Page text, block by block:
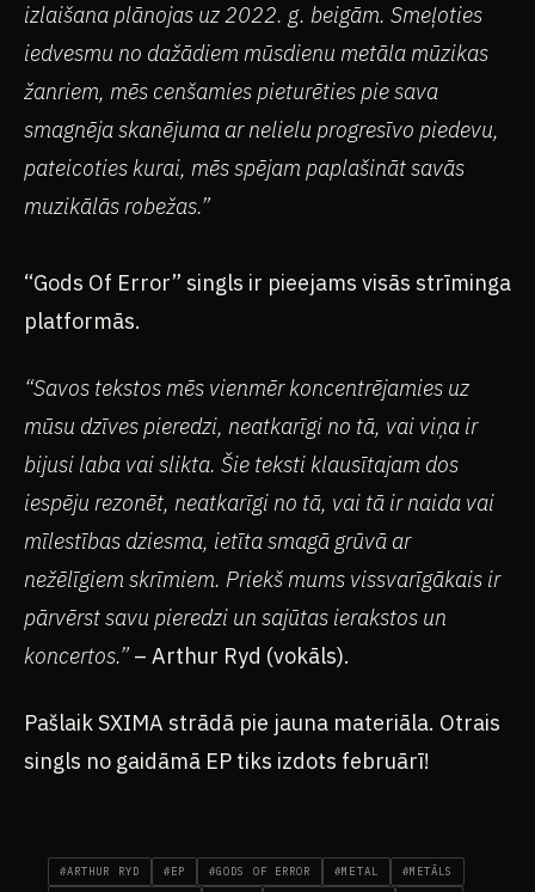
izlaišana plānojas uz 2022. g. beigām. Smeļoties
iedvesmu no dažādiem mūsdienu metāla mūzikas
žanriem, mēs cenšamies pieturēties pie sava
smagnēja skanējuma ar nelielu progresīvo piedevu,
pateicoties kurai, mēs spējam paplašināt savās
muzikālās robežas.”
“Gods Of Error” singls ir pieejams visās strīminga
platformās.
“Savos tekstos mēs vienmēr koncentrējamies uz
mūsu dzīves pieredzi, neatkarīgi no tā, vai viņa ir
bijusi laba vai slikta. Šie teksti klausītajam dos
iespēju rezonēt, neatkarīgi no tā, vai tā ir naida vai
mīlestības dziesma, ietīta smagā grūvā ar
nežēlīgiem skrīmiem. Priekš mums vissvarīgākais ir
pārvērst savu pieredzi un sajūtas ierakstos un
koncertos.” – Arthur Ryd (vokāls).
Pašlaik SXIMA strādā pie jauna materiāla. Otrais
singls no gaidāmā EP tiks izdots februārī!
#ARTHUR RYD #EP #GODS OF ERROR #METAL #METĀLS